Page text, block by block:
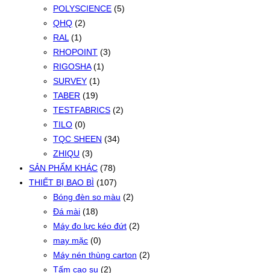
POLYSCIENCE (5)
QHQ (2)
RAL (1)
RHOPOINT (3)
RIGOSHA (1)
SURVEY (1)
TABER (19)
TESTFABRICS (2)
TILO (0)
TQC SHEEN (34)
ZHIQU (3)
SẢN PHẨM KHÁC (78)
THIẾT BỊ BAO BÌ (107)
Bóng đèn so màu (2)
Đá mài (18)
Máy đo lực kéo đứt (2)
may mặc (0)
Máy nén thùng carton (2)
Tấm cao su (2)